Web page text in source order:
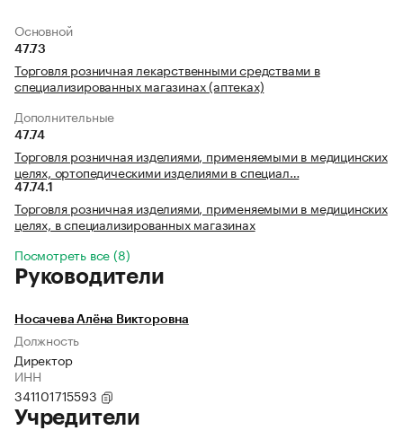
Основной
47.73
Торговля розничная лекарственными средствами в
специализированных магазинах (аптеках)
Дополнительные
47.74
Торговля розничная изделиями, применяемыми в медицинских
целях, ортопедическими изделиями в специал…
47.74.1
Торговля розничная изделиями, применяемыми в медицинских
целях, в специализированных магазинах
Посмотреть все (8)
Руководители
Носачева Алёна Викторовна
Должность
Директор
ИНН
341101715593
Учредители